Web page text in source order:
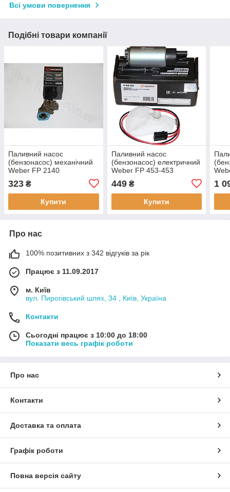
Всі умови повернення
Подібні товари компанії
Паливний насос
(бензонасос) механічний
Weber FP 2140
323 ₴
Купити
Паливний насос
(бензонасос) електричний
Weber FP 453-453
449₴
Купити
1
Про нас
100% позитивних з 342 відгуків за рік
Працює з 11.09.2017
м. Київ
вул. Пирогівський шлях, 34 , Київ, Україна
Контакти
Сьогодні працює з 10:00 до 18:00
Показати весь графік роботи
Про нас
Контакти
Доставка та оплата
Графік роботи
Повна версія сайту